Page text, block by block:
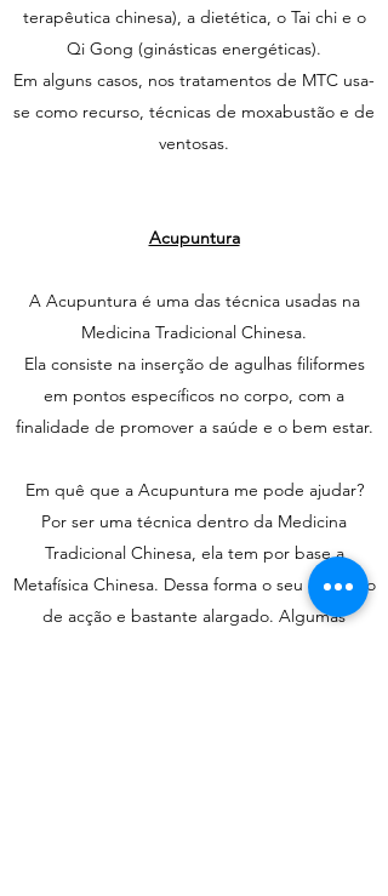
terapêutica chinesa), a dietética, o Tai chi e o
Qi Gong (ginásticas energéticas).
Em alguns casos, nos tratamentos de MTC usa-
se como recurso, técnicas de moxabustão e de
ventosas.
Acupuntura
A Acupuntura é uma das técnica usadas na
Medicina Tradicional Chinesa.
Ela consiste na inserção de agulhas filiformes
em pontos específicos no corpo, com a
finalidade de promover a saúde e o bem estar.
Em quê que a Acupuntura me pode ajudar?
Por ser uma técnica dentro da Medicina
Tradicional Chinesa, ela tem por base a
Metafísica Chinesa. Dessa forma o seu espectro
de acção e bastante alargado. Algumas